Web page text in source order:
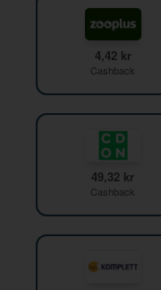
4,42 kr
Cashback
49,32 kr
Cashback